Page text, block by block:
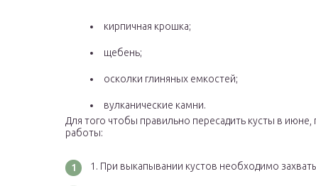
кирпичная крошка;
щебень;
осколки глиняных емкостей;
вулканические камни.
Для того чтобы правильно пересадить кусты в
работы:
При выкапывании кустов необходимо